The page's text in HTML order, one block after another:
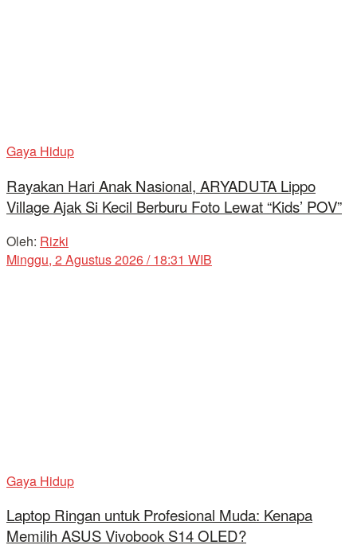
Gaya Hidup
Rayakan Hari Anak Nasional, ARYADUTA Lippo
Village Ajak Si Kecil Berburu Foto Lewat “Kids’ POV”
Oleh: Rizki
Minggu, 2 Agustus 2026 / 18:31 WIB
Gaya Hidup
Laptop Ringan untuk Profesional Muda: Kenapa
Memilih ASUS Vivobook S14 OLED?